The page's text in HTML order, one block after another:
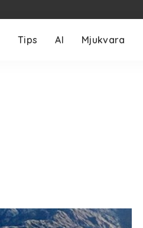
Tips AI Mjukvara